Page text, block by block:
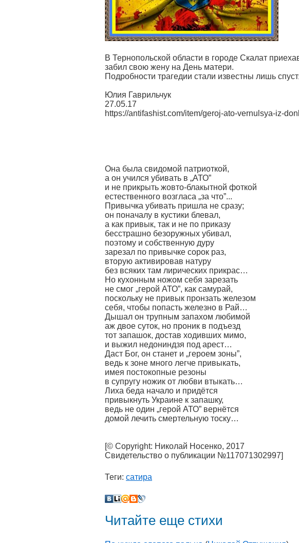
В Тернопольской области в городе Скалат
забил свою жену на День матери.
Подробности трагедии стали известны лишь
Юлия Гаврильчук
27.05.17
https://antifashist.com/item/geroj-ato-vernulsya-iz-
Она была свидомой патриоткой,
а он учился убивать в „АТО”
и не прикрыть жовто-блакытной фоткой
естественного возгласа „за что”...
Привычка убивать пришла не сразу;
он поначалу в кустики блевал,
а как привык, так и не по приказу
бесстрашно безоружных убивал,
поэтому и собственную дуру
зарезал по привычке сорок раз,
вторую активировав натуру
без всяких там лирических прикрас…
Но кухонным ножом себя зарезать
не смог „герой АТО”, как самурай,
поскольку не привык пронзать железом
себя, чтобы попасть железно в Рай…
Дышал он трупным запахом любимой
аж двое суток, но проник в подъезд
тот запашок, достав ходивших мимо,
и выжил недониндзя под арест…
Даст Бог, он станет и „героем зоны”,
ведь к зоне много легче привыкать,
имея постокопные резоны
в супругу ножик от любви втыкать…
Лиха беда начало и придётся
привыкнуть Украине к запашку,
ведь не один „герой АТО” вернётся
домой лечить смертельную тоску…
[© Copyright: Николай Носенко, 2017
Свидетельство о публикации №117071302997]
Теги: сатира
Читайте еще стихи